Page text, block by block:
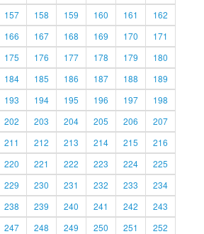
157 158 159 160 161
162
166 167 168 169 170
171
175 176 177 178 179
180
184 185 186 187 188
189
193 194 195 196 197
198
202 203 204 205 206
207
211 212 213 214 215
216
220 221 222 223 224
225
229 230 231 232 233
234
238 239 240 241 242
243
247 248 249 250 251
252